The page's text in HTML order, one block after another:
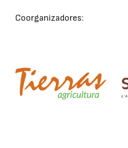
Coorganizadores: